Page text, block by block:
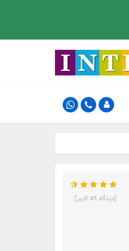
(دیدگاه 59 کاربر)